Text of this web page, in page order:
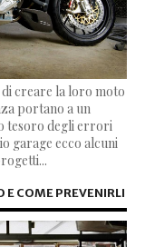
creare la loro moto
portano a un
tesoro degli errori
garage ecco alcuni
E COME PREVENIRLI